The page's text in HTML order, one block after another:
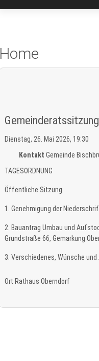
Home
Gemeinderatssitzung
Dienstag, 26. Mai 2026, 19:30
Kontakt Gemeinde
TAGESORDNUNG
Öffentliche Sitzung
1. Genehmigung der
2. Bauantrag Umbau und
Grundstraße 66, Gemarkung
3. Verschiedenes, Wünsche und
Ort Rathaus Oberndorf